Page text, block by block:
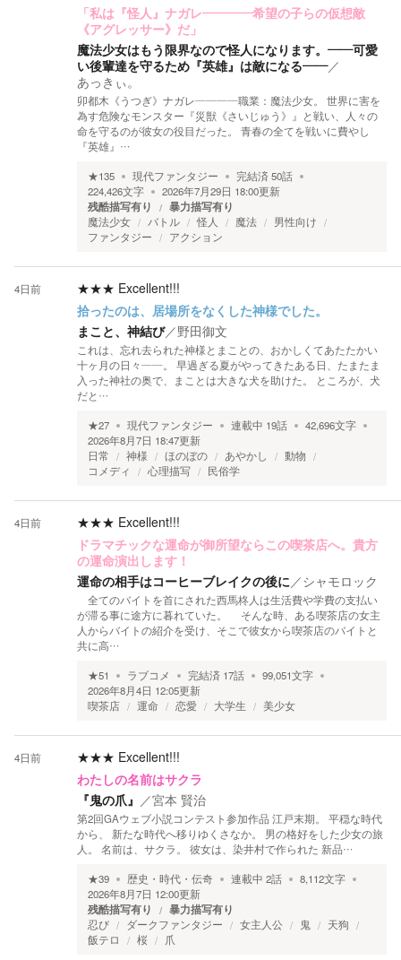
「私は『怪人』ナガレ――――希望の子らの仮想敵
《アグレッサー》だ」
魔法少女はもう限界なので怪人になります。――可愛
い後輩達を守るため『英雄』は敵になる――／
あっきぃ。
卯都木《うつぎ》ナガレ――――職業：魔法少女。 世界に害を
為す危険なモンスター『災獣《さいじゅう》』と戦い、人々の
命を守るのが彼女の役目だった。 青春の全てを戦いに費やし
『英雄』…
★135 現代ファンタジー 完結済50話
224,426文字 2026年7月29日 18:00更新
残酷描写有り 暴力描写有り
魔法少女 バトル 怪人 魔法
男性向け
ファンタジー
アクション
4日前 ★★★ Excellent!!!
拾ったのは、居場所をなくした神様でした。
まこと、神結び／野田御文
これは、忘れ去られた神様とまことの、おかしくてあたたかい
十ヶ月の日々――。 早過ぎる夏がやってきたある日、たまたま
入った神社の奥で、まことは大きな犬を助けた。 ところが、犬
だと…
★27 現代ファンタジー 連載中 19話 42,696文字
2026年8月7日 18:47更新
日常
神様 ほのぼの あやかし
動物
コメディ
心理描写 民俗学
4日前 ★★★ Excellent!!!
ドラマチックな運命が御所望ならこの喫茶店へ。貴方
の運命演出します！
運命の相手はコーヒーブレイクの後に／シャモロック
全てのバイトを首にされた西馬柊人は生活費や学費の支払い
が滞る事に途方に暮れていた。 そんな時、ある喫茶店の女主
人からバイトの紹介を受け、そこで彼女から喫茶店のバイトと
共に高…
★51 ラブコメ 完結済 17話 99,051文字
2026年8月4日 12:05更新
喫茶店
運命 恋愛 大学生 美少女
4日前 ★★★ Excellent!!!
わたしの名前はサクラ
『鬼の爪』 ／宮本 賢治
第2回GAウェブ小説コンテスト参加作品 江戸末期。 平穏な時代
から、 新たな時代へ移りゆくさなか。 男の格好をした少女の旅
人。 名前は、サクラ。 彼女は、染井村で作られた 新品…
★39 歴史・時代・伝奇 連載中 2話 8,112文字
2026年8月7日 12:00更新
残酷描写有り 暴力描写有り
忍び ダークファンタジー 女主人公 鬼
天狗
飯テロ
桜 爪